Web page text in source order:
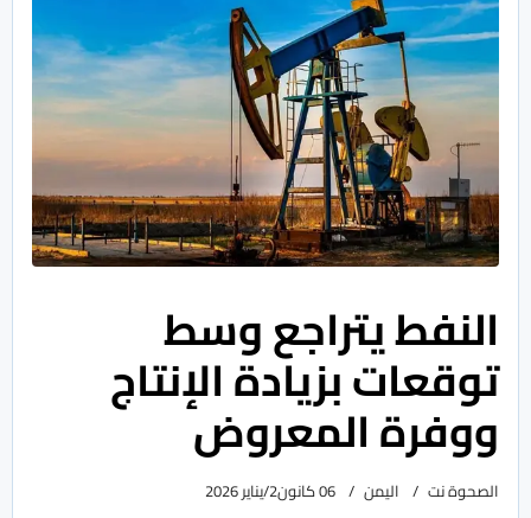
النفط يتراجع وسط
توقعات بزيادة الإنتاج
ووفرة المعروض
الصحوة نت اليمن 06 كانون2/يناير 2026